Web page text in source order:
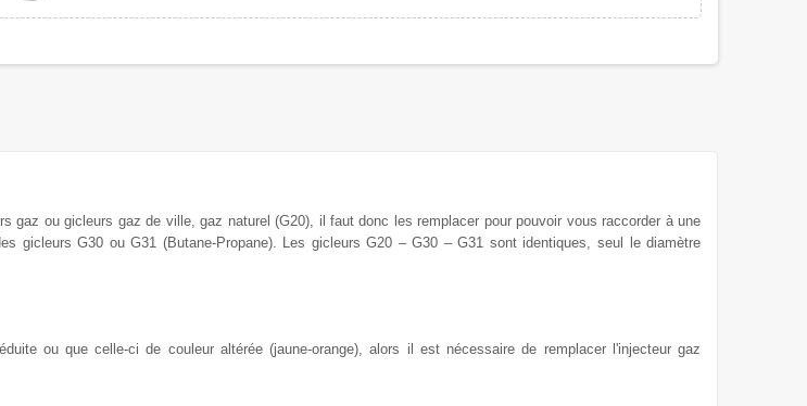
gaz ou gicleurs gaz de ville, gaz naturel (G20), il faut donc les remplacer pourpouvoir vous raccorder à une
gicleurs G30 ou G31 (Butane-Propane). Les gicleurs G20 – G30 – G31 sont identiques, seul le diamètre
ou que celle-ci de couleur altérée (jaune-orange), alors il est nécessaire de remplacer l'injecteur gaz